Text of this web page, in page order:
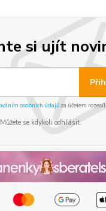
si ujít
osobních údajůza účelem
Můžete se kdykoli odhlásit.